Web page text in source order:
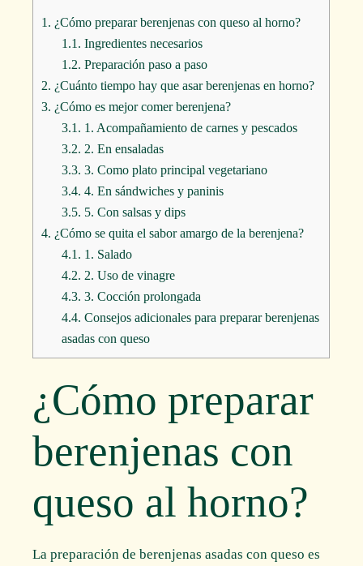
1. ¿Cómo preparar berenjenas con queso al horno?
1.1. Ingredientes necesarios
1.2. Preparación paso a paso
2. ¿Cuánto tiempo hay que asar berenjenas en horno?
3. ¿Cómo es mejor comer berenjena?
3.1. 1. Acompañamiento de carnes y pescados
3.2. 2. En ensaladas
3.3. 3. Como plato principal vegetariano
3.4. 4. En sándwiches y paninis
3.5. 5. Con salsas y dips
4. ¿Cómo se quita el sabor amargo de la berenjena?
4.1. 1. Salado
4.2. 2. Uso de vinagre
4.3. 3. Cocción prolongada
4.4. Consejos adicionales para preparar berenjenas
asadas con queso
¿Cómo preparar
berenjenas con
queso al horno?
La preparación de berenjenas asadas con queso es